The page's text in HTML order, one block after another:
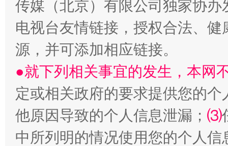
传媒（北京）有限公司独家协
电视台友情链接，授权合法、
源，并可添加相应链接。
●就下列相关事宜的发生，本网
定或相关政府的要求提供您的个
他原因导致的个人信息泄漏； ⑶
中所列明的情况使用您的个人